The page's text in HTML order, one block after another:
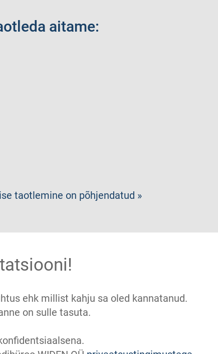
aitame:
taotlemine on põhjendatud »
ehk millist kahju sa oled kannatanud.
on sulle tasuta.